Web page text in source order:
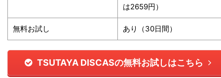
は2659円）
無料お試し あり（30日間）
TSUTAYA DISCASの無料お試しはこちら